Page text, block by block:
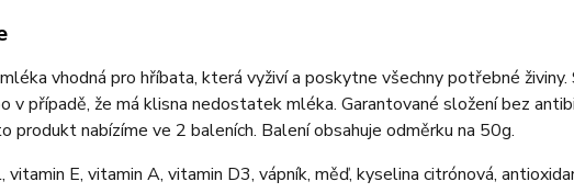
vhodná pro hříbata, která vyživí a poskytne všechny potřebné
v případě, že má klisna nedostatek mléka. Garantované složení bez
produkt nabízíme ve 2 baleních. Balení obsahuje odměrku na 50g.
E, vitamin A, vitamin D3, vápník, měď, kyselina citrónová,